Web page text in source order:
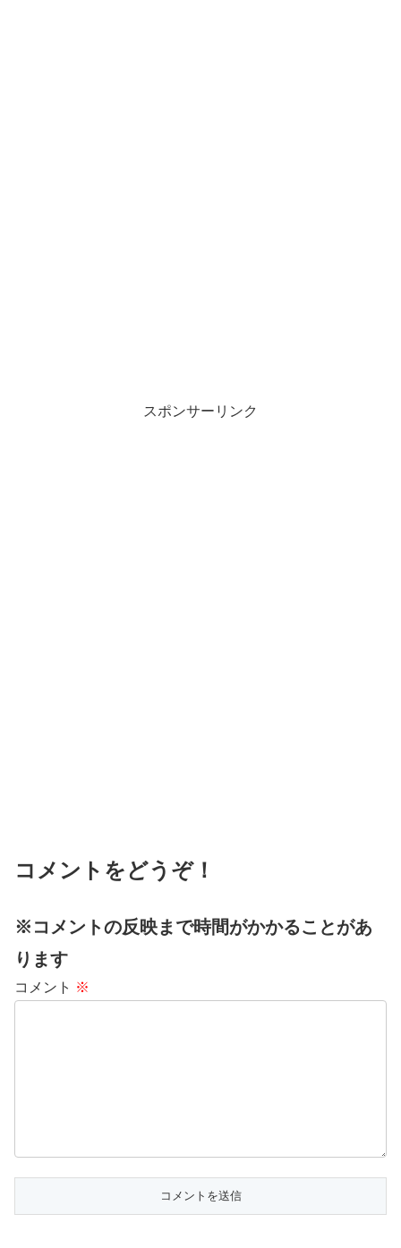
スポンサーリンク
コメントをどうぞ！
※コメントの反映まで時間がかかることがあ
ります
コメント ※